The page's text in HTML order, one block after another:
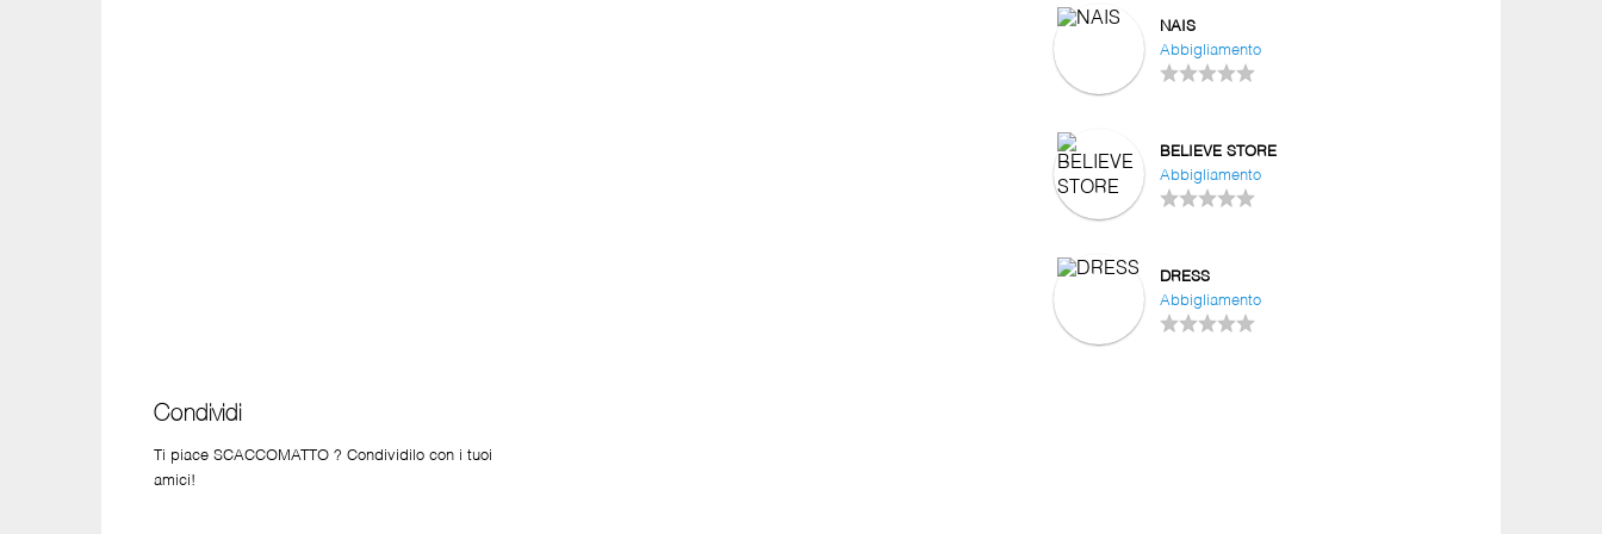
NAIS
Abbigliamento
BELIEVE STORE
Abbigliamento
DRESS
Abbigliamento
Condividi
Ti piace SCACCOMATTO ? Condividilo con i tuoi
amici!